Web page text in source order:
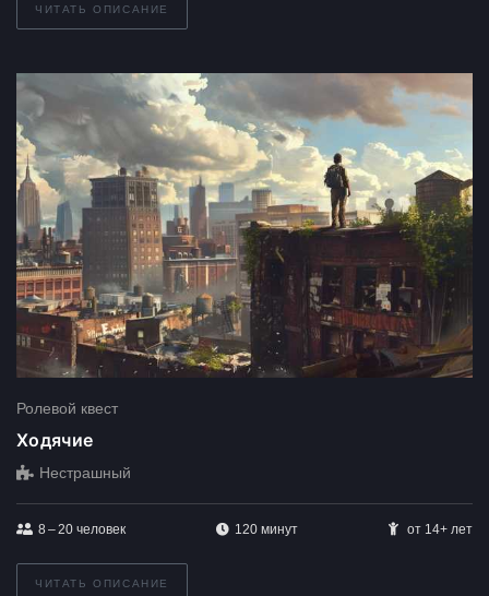
ЧИТАТЬ ОПИСАНИЕ
Ролевой квест
Ходячие
Нестрашный
8 – 20 человек 120 минут от 14+ лет
ЧИТАТЬ ОПИСАНИЕ